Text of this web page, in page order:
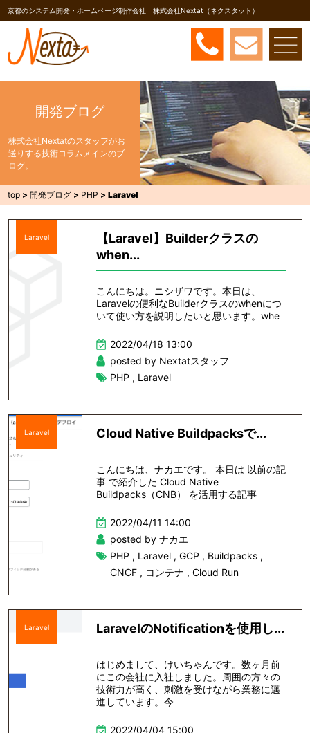
京都のシステム開発・ホームページ制作会社 株式会社Nextat（ネクスタット）
開発ブログ
株式会社Nextatのスタッフがお
送りする技術コラムメインのブ
ログ。
top >開発ブログ > PHP >Laravel
Laravel
【Laravel】Builderクラスの
when...
こんにちは。ニシザワです。本日は、
Laravelの便利なBuilderクラスのwhenにつ
いて使い方を説明したいと思います。whe
2022/04/18 13:00
posted by Nextatスタッフ
PHP , Laravel
Laravel Cloud Native Buildpacksで...
こんにちは、ナカエです。 本日は 以前の記
事 で紹介した Cloud Native
Buildpacks（CNB） を活用する記事
2022/04/11 14:00
posted by ナカエ
PHP , Laravel, GCP , Buildpacks,
CNCF, コンテナ , Cloud Run
Laravel LaravelのNotificationを使用し...
はじめまして、けいちゃんです。数ヶ月前
にこの会社に入社しました。周囲の方々の
技術力が高く、刺激を受けながら業務に邁
進しています。今
2022/04/04 15:00